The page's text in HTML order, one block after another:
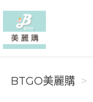
BTGO美麗購
BTGO美麗購